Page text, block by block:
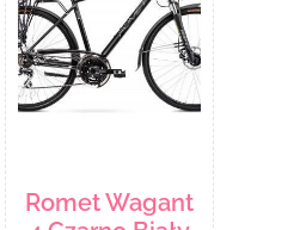
Romet Wagant